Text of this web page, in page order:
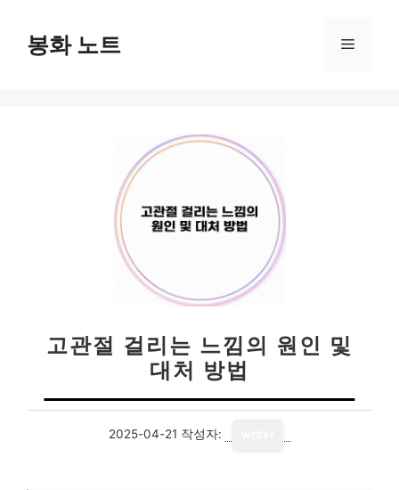
봉화 노트 메
고관절 걸리는 느낌의 원인 및
대처 방법
2025-04-21 작성자: